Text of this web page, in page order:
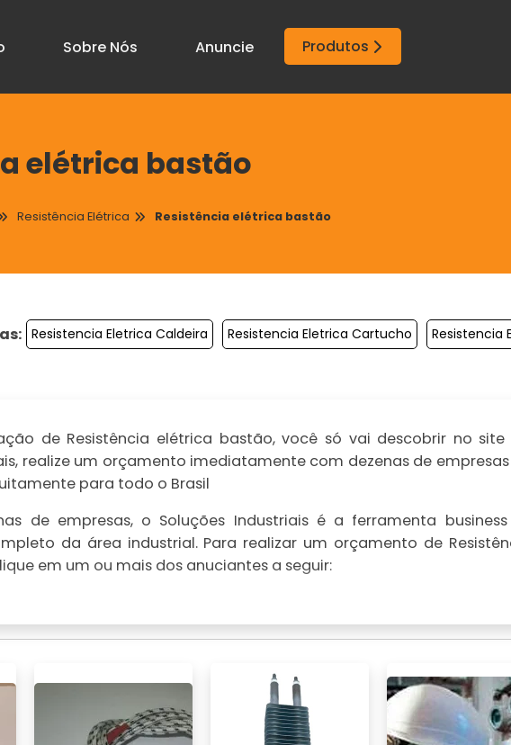
Sobre Nós Anuncie Produtos
elétrica bastão
Resistência Elétrica Resistência elétrica bastão
Resistencia Eletrica Caldeira Resistencia Eletrica Cartucho Resistencia
de Resistência elétrica bastão, você só vai descobrir no site
realize um orçamento imediatamente com dezenas de
para todo o Brasil
de empresas, o Soluções Industriais é a ferramenta
da área industrial. Para realizar um orçamento de
em um ou mais dos anuciantes a seguir: